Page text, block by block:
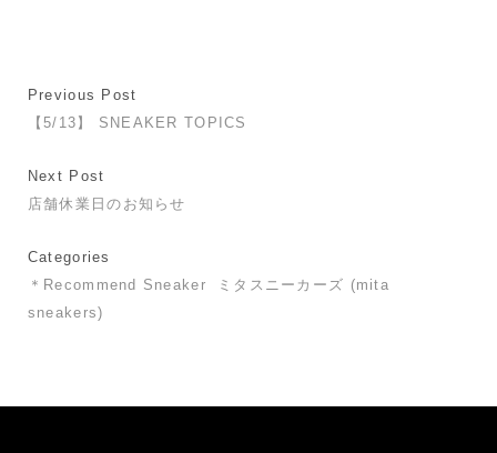
Previous Post
【5/13】 SNEAKER TOPICS
Next Post
店舗休業日のお知らせ
Categories
＊Recommend Sneaker
ミタスニーカーズ (mita
sneakers)